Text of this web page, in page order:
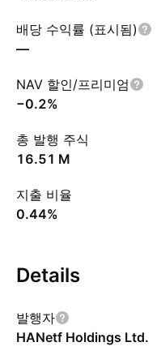
배당 수익률 (표시됨)
—
NAV 할인/프리미엄
−0.2%
총 발행 주식
‪16.51 M‬
지출 비율
0.44%
Details
발행자
HANetf Holdings Ltd.